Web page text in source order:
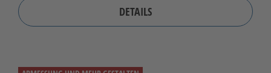
DETAILS